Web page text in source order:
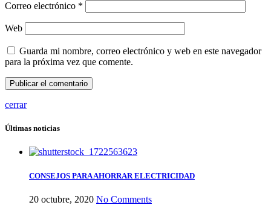
Correo electrónico *
Web
Guarda mi nombre, correo electrónico y web en este navegador
para la próxima vez que comente.
cerrar
Últimas noticias
CONSEJOS PARA AHORRAR ELECTRICIDAD
20 octubre, 2020 No Comments